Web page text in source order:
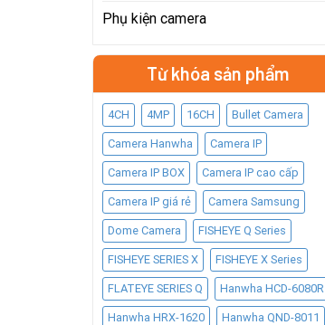
Phụ kiện camera
Từ khóa sản phẩm
4CH 4MP 16CH Bullet Camera
Camera Hanwha Camera IP
Camera IP BOX Camera IP cao cấp
Camera IP giá rẻ Camera Samsung
Dome Camera FISHEYE Q Series
FISHEYE SERIES X FISHEYE X Series
FLATEYE SERIES Q Hanwha HCD-6080R
Hanwha HRX-1620 Hanwha QND-8011